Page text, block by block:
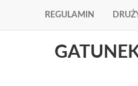
REGULAMIN